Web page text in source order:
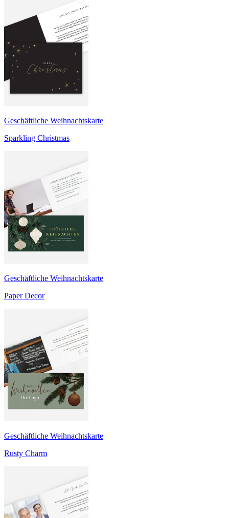
Geschäftliche Weihnachtskarte
Sparkling Christmas
Geschäftliche Weihnachtskarte
Paper Decor
Geschäftliche Weihnachtskarte
Rusty Charm